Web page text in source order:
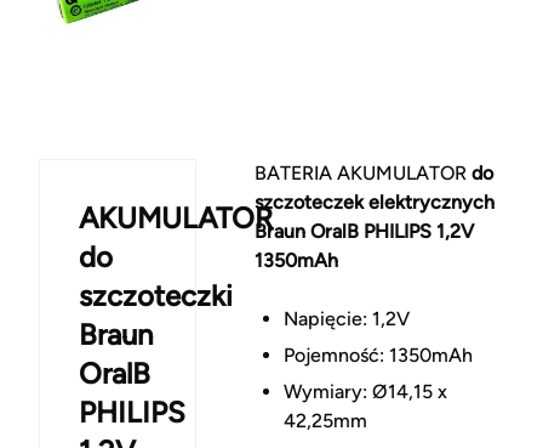
AKUMULATOR
do
szczoteczki
Braun
OralB
PHILIPS
BATERIA AKUMULATORdo
szczoteczek elektrycznych
Braun OralB PHILIPS 1,2V
1350mAh
Napięcie: 1,2V
Pojemność: 1350mAh
Wymiary: Ø14,15 x
42,25mm